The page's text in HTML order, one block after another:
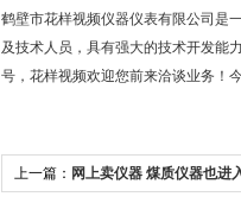
鹤壁市花样视频仪器仪表有限公司是
及技术人员，具有强大的技术开发能
号，花样视频欢迎您前来洽谈业务
上一篇： 网上卖仪器 煤质仪器也进